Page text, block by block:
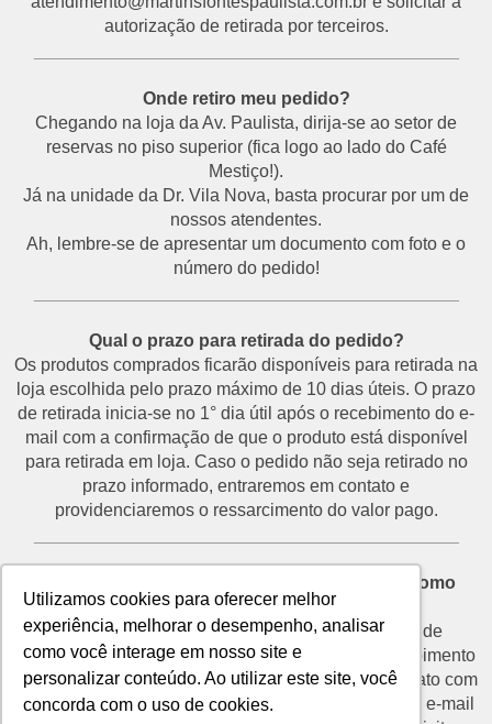
Utilizamos cookies para oferecer melhor
experiência, melhorar o desempenho, analisar
como você interage em nosso site e
personalizar conteúdo. Ao utilizar este site, você
concorda com o uso de cookies.
autorização de retirada por terceiros.
Onde retiro meu pedido?
Chegando na loja da Av. Paulista, dirija-se ao setor de
reservas no piso superior (fica logo ao lado do Café
Mestiço!).
Já na unidade da Dr. Vila Nova, basta procurar por um de
nossos atendentes.
Ah, lembre-se de apresentar um documento com foto e o
número do pedido!
Qual o prazo para retirada do pedido?
Os produtos comprados ficarão disponíveis para retirada na
loja escolhida pelo prazo máximo de 10 dias úteis. O prazo
de retirada inicia-se no 1° dia útil após o recebimento do e-
mail com a confirmação de que o produto está disponível
para retirada em loja. Caso o pedido não seja retirado no
prazo informado, entraremos em contato e
providenciaremos o ressarcimento do valor pago.
Desisti do pedido e não vou retirá-lo na loja. Como
proceder?
O prazo para devolução de produtos por motivo de
desistência é de até 7 dias corridos a partir do recebimento
do e-mail de confirmação de retirada. Entre em contato com
o nosso SAC através do telefone (11) 3292-2660 ou e-mail